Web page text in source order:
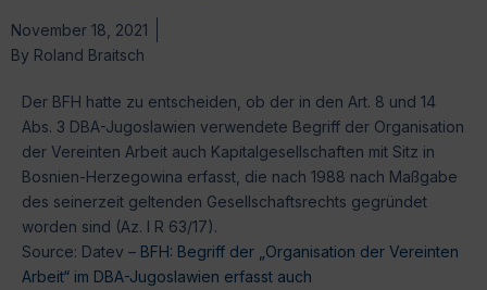
November 18, 2021
By Roland Braitsch
Der BFH hatte zu entscheiden, ob der in den Art. 8 und 14
Abs. 3 DBA-Jugoslawien verwendete Begriff der Organisation
der Vereinten Arbeit auch Kapitalgesellschaften mit Sitz in
Bosnien-Herzegowina erfasst, die nach 1988 nach Maßgabe
des seinerzeit geltenden Gesellschaftsrechts gegründet
worden sind (Az. I R 63/17).
Source: Datev – BFH: Begriff der „Organisation der Vereinten
Arbeit“ im DBA-Jugoslawien erfasst auch